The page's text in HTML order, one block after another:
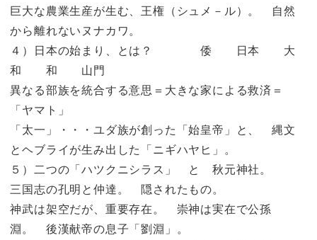
巨大な農業生産が生む、王権（シュメ－ル）。 自然
から離れないヌナカワ。
４）日本の始まり、とは？ 倭 日本 大
和 和 山門
異なる部族を統合する意思＝大きな家による救済＝
「ヤマト」
「太一」・・・ユダ族が創った「始皇帝」と、 縄文
とヘブライが生み出した「ニギハヤヒ」。
５）二つの「ハツクニシラス」 と 秋元神社。
三国志の孔明と仲達。 隠されたもの。
神武は架空だが、重要存在。 崇神は実在で公孫
淵。 後漢献帝の息子「劉淵」。